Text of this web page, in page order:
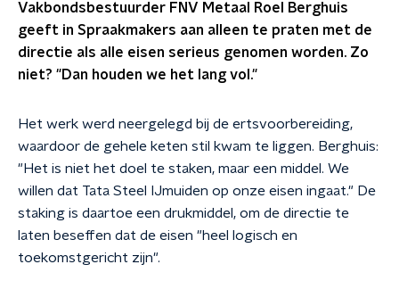
Vakbondsbestuurder FNV Metaal Roel Berghuis
geeft in Spraakmakers aan alleen te praten met de
directie als alle eisen serieus genomen worden. Zo
niet? "Dan houden we het lang vol."
Het werk werd neergelegd bij de ertsvoorbereiding,
waardoor de gehele keten stil kwam te liggen. Berghuis:
"Het is niet het doel te staken, maar een middel. We
willen dat Tata Steel IJmuiden op onze eisen ingaat." De
staking is daartoe een drukmiddel, om de directie te
laten beseffen dat de eisen "heel logisch en
toekomstgericht zijn".